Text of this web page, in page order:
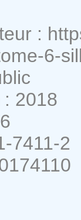
:
6-
2018
7411-2